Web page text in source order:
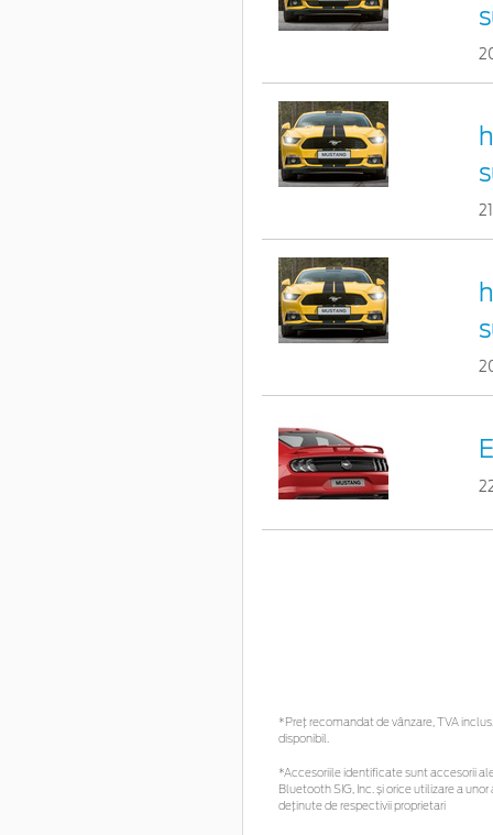
*Preţ recomandat de vânzare, TVA
disponibil.
*Accesoriile identificate sunt accesorii
Bluetooth SIG, Inc. și orice utilizare a
deținute de respectivii proprietari